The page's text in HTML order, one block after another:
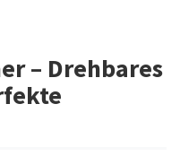
– Drehbares